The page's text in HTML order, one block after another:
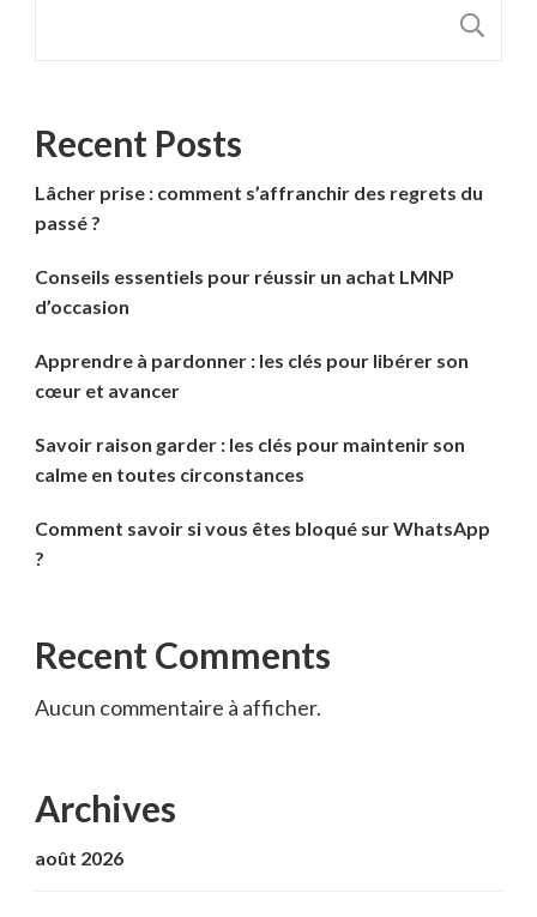
Recent Posts
Lâcher prise : comment s’affranchir des regrets du
passé ?
Conseils essentiels pour réussir un achat LMNP
d’occasion
Apprendre à pardonner : les clés pour libérer son
cœur et avancer
Savoir raison garder : les clés pour maintenir son
calme en toutes circonstances
Comment savoir si vous êtes bloqué sur WhatsApp
?
Recent Comments
Aucun commentaire à afficher.
Archives
août 2026